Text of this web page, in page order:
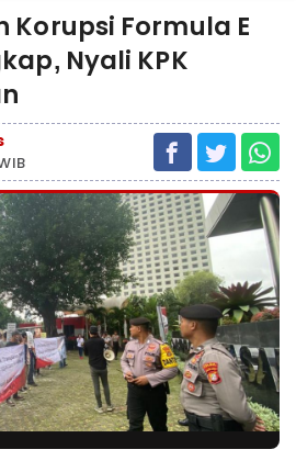
Korupsi Formula E
Nyali KPK